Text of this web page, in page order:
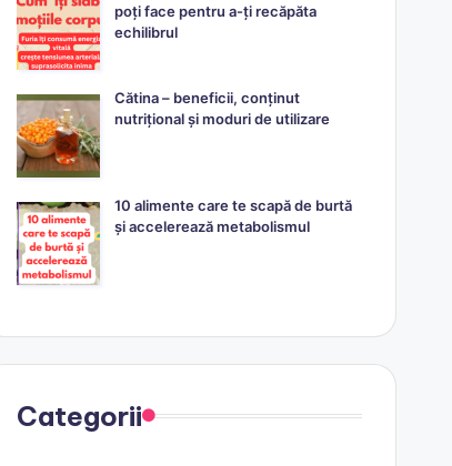
poți face pentru a-ți recăpăta
echilibrul
Cătina – beneficii, conținut
nutrițional și moduri de utilizare
10 alimente care te scapă de burtă
și accelerează metabolismul
Categorii